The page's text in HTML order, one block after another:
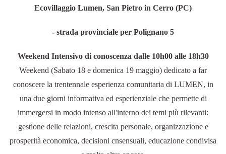
Ecovillaggio Lumen, San Pietro in Cerro (PC)
- strada provinciale per Polignano 5
Weekend Intensivo di conoscenza dalle 10h00 alle 18h30
Weekend (Sabato 18 e domenica 19 maggio) dedicato a far
conoscere la trentennale esperienza comunitaria di LUMEN, in
una due giorni informativa ed esperienziale che permette di
immergersi in modo intenso all'interno dei temi più rilevanti:
gestione delle relazioni, crescita personale, organizzazione e
prosperità economica, decisioni cnsensuali, educazione condivisa